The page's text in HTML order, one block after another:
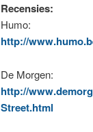
Recensies:
Humo:
http://
De Morgen:
http://
Street.html